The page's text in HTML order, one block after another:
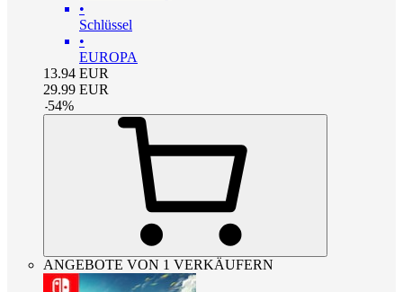
•
Schlüssel
•
EUROPA
13.94 EUR
29.99 EUR
-54%
ANGEBOTE VON 1 VERKÄUFERN